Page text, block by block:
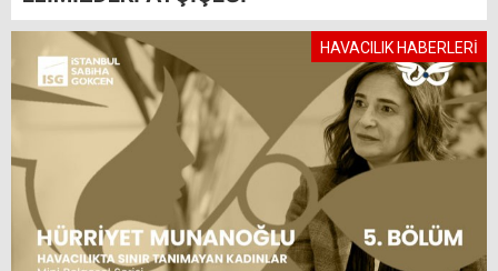
HAVACILIK HABERLERİ